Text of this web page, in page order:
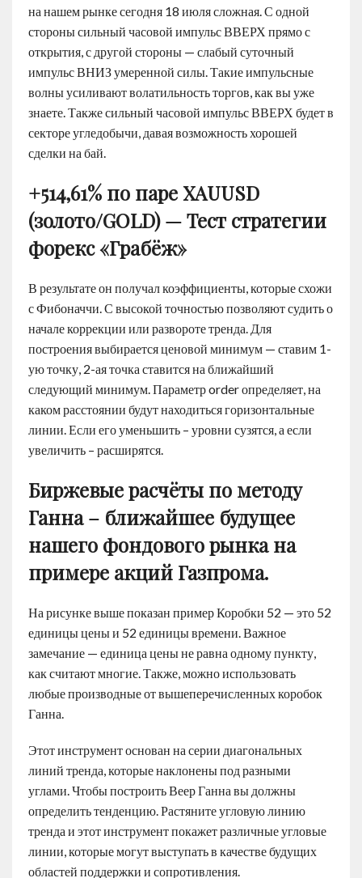
на нашем рынке сегодня 18 июля сложная. С одной
стороны сильный часовой импульс ВВЕРХ прямо с
открытия, с другой стороны — слабый суточный
импульс ВНИЗ умеренной силы. Такие импульсные
волны усиливают волатильность торгов, как вы уже
знаете. Также сильный часовой импульс ВВЕРХ будет в
секторе угледобычи, давая возможность хорошей
сделки на бай.
+514,61% по паре XAUUSD
(золото/GOLD) — Тест стратегии
форекс «Грабёж»
В результате он получал коэффициенты, которые схожи
с Фибоначчи. С высокой точностью позволяют судить о
начале коррекции или развороте тренда. Для
построения выбирается ценовой минимум — ставим 1-
ую точку, 2-ая точка ставится на ближайший
следующий минимум. Параметр order определяет, на
каком расстоянии будут находиться горизонтальные
линии. Если его уменьшить – уровни сузятся, а если
увеличить – расширятся.
Биржевые расчёты по методу
Ганна – ближайшее будущее
нашего фондового рынка на
примере акций Газпрома.
На рисунке выше показан пример Коробки 52 — это 52
единицы цены и 52 единицы времени. Важное
замечание — единица цены не равна одному пункту,
как считают многие. Также, можно использовать
любые производные от вышеперечисленных коробок
Ганна.
Этот инструмент основан на серии диагональных
линий тренда, которые наклонены под разными
углами. Чтобы построить Веер Ганна вы должны
определить тенденцию. Растяните угловую линию
тренда и этот инструмент покажет различные угловые
линии, которые могут выступать в качестве будущих
областей поддержки и сопротивления.